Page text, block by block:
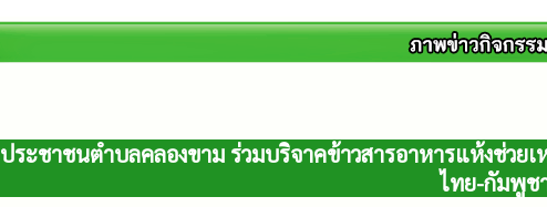
ประชาชนตำบลคลองขาม ร่วมบริจาคข้าวสารอาหารแห้งช่ว
ไทย-กัมพูช